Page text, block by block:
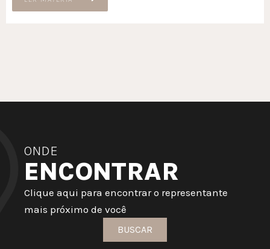
ONDE
ENCONTRAR
Clique aqui para encontrar o representante
mais próximo de você
BUSCAR